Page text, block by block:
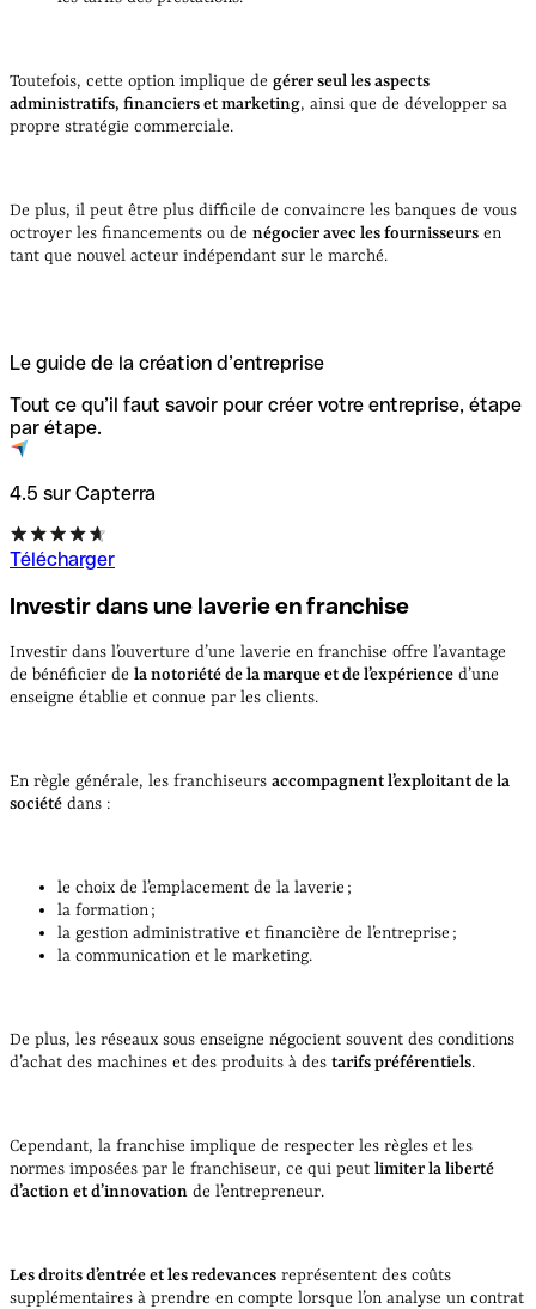
Toutefois, cette option implique de gérer seul les aspects
administratifs, financiers et marketing, ainsi que de développer sa
propre stratégie commerciale.
De plus, il peut être plus difficile de convaincre les banques de vous
octroyer les financements ou de négocier avec les fournisseurs en
tant que nouvel acteur indépendant sur le marché.
Le guide de la création d’entreprise
Tout ce qu’il faut savoir pour créer votre entreprise, étape
par étape.
4.5 sur Capterra
Télécharger
Investir dans une laverie en franchise
Investir dans l’ouverture d’une laverie en franchise offre l’avantage
de bénéficier de la notoriété de la marque et de l’expérience d’une
enseigne établie et connue par les clients.
En règle générale, les franchiseurs accompagnent l’exploitant de la
société dans :
le choix de l’emplacement de la laverie ;
la formation ;
la gestion administrative et financière de l’entreprise ;
la communication et le marketing.
De plus, les réseaux sous enseigne négocient souvent des conditions
d’achat des machines et des produits à des tarifs préférentiels.
Cependant, la franchise implique de respecter les règles et les
normes imposées par le franchiseur, ce qui peut limiter la liberté
d’action et d’innovation de l’entrepreneur.
Les droits d’entrée et les redevances représentent des coûts
supplémentaires à prendre en compte lorsque l’on analyse un contrat